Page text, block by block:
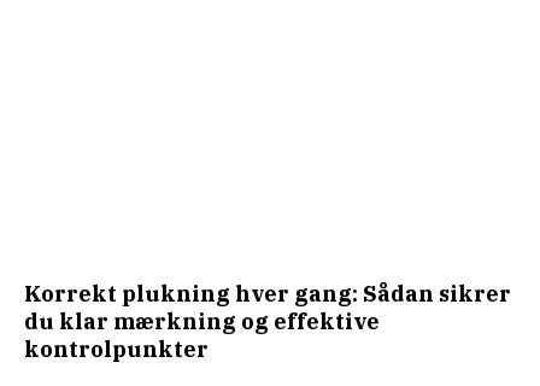
Korrekt plukning hver gang: Sådan sikrer
du klar mærkning og effektive
kontrolpunkter